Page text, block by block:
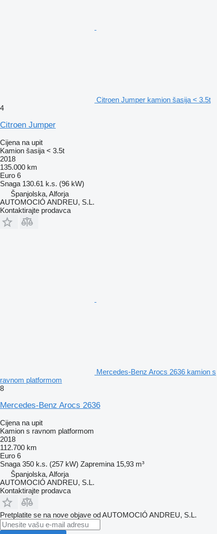
Citroen Jumper kamion šasija < 3.5t
4
Citroen Jumper
Cijena na upit
Kamion šasija < 3.5t
2018
135.000 km
Euro 6
Snaga 130.61 k.s. (96 kW)
Španjolska, Alforja
AUTOMOCIÓ ANDREU, S.L.
Kontaktirajte prodavca
Mercedes-Benz Arocs 2636 kamion s
ravnom platformom
8
Mercedes-Benz Arocs 2636
Cijena na upit
Kamion s ravnom platformom
2018
112.700 km
Euro 6
Snaga 350 k.s. (257 kW) Zapremina 15,93 m³
Španjolska, Alforja
AUTOMOCIÓ ANDREU, S.L.
Kontaktirajte prodavca
Pretplatite se na nove objave od AUTOMOCIÓ ANDREU, S.L.